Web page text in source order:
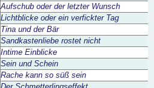
Aufschub oder der letzter Wunsch
Lichtblicke oder ein verfickter Tag
Tina und der Bär
Sandkastenliebe rostet nicht
Intime Einblicke
Sein und Schein
Rache kann so süß sein